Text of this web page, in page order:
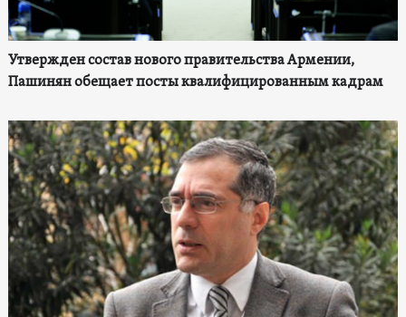
Утвержден состав нового правительства Армении,
Пашинян обещает посты квалифицированным кадрам